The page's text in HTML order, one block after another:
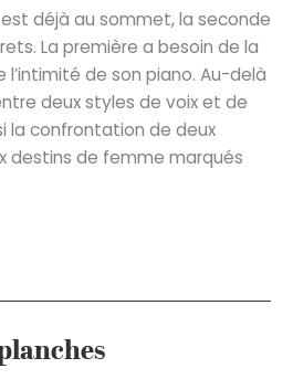
est déjà au sommet, la seconde
La première a besoin de la
l’intimité de son piano. Au-delà
deux styles de voix et de
la confrontation de deux
destins de femme marqués